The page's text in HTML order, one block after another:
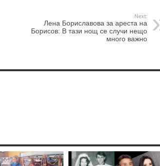
Next:
Лена Бориславова за ареста на
Борисов: В тази нощ се случи нещо
много важно